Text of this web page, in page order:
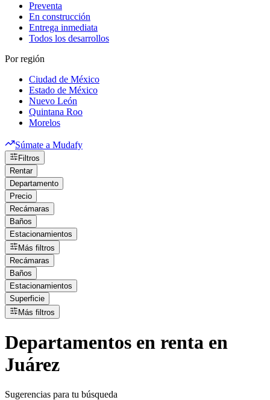
Preventa
En construcción
Entrega inmediata
Todos los desarrollos
Por región
Ciudad de México
Estado de México
Nuevo León
Quintana Roo
Morelos
Súmate a Mudafy
Filtros
Rentar
Departamento
Precio
Recámaras
Baños
Estacionamientos
Más filtros
Recámaras
Baños
Estacionamientos
Superficie
Más filtros
Departamentos en renta en
Juárez
Sugerencias para tu búsqueda